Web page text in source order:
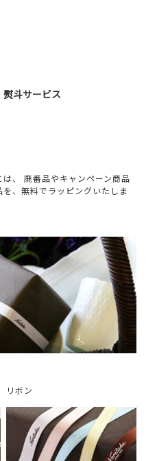
斗サービス
、 廃番品やキャンペーン商品
を、無料でラッピングいたしま
リボン